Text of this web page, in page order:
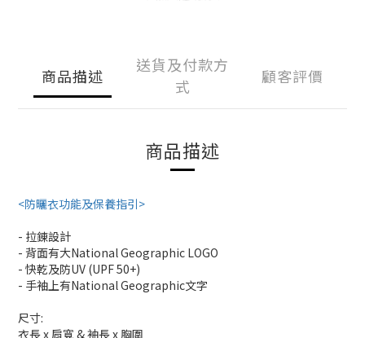
商品描述
送貨及付款方
式
顧客評價
商品描述
<防曬衣功能及保養指引>
- 拉錬設計
- 背面有大National Geographic LOGO
- 快乾及防UV (UPF 50+)
- 手袖上有National Geographic文字
尺寸:
衣長 x 肩寬 & 袖長 x 胸圍